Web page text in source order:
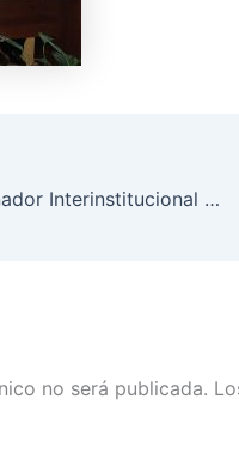
Integró INE Tlaxcala Grupo Coordinador Interinstitucional de la Consulta Infantil y juvenil 2024
no será publicada.